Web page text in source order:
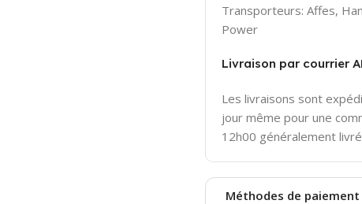
Transporteurs: Affes,
Power
Livraison par courrier
Les livraisons sont
jour même pour une
12h00 généralement
Méthodes de paiement